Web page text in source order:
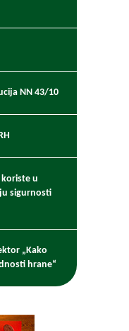
NN 43/10
u
sigurnosti
„Kako
hrane“